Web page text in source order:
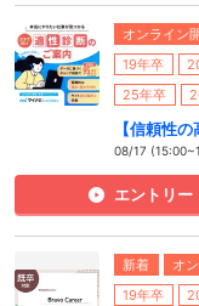
オンライン
19年卒
25年卒
【信頼性
08/17
エントリー
新着 オ
19年卒